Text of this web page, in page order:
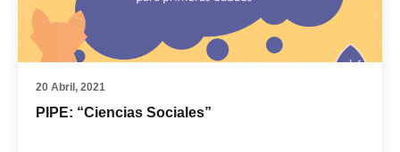
20 Abril, 2021
PIPE: “Ciencias Sociales”